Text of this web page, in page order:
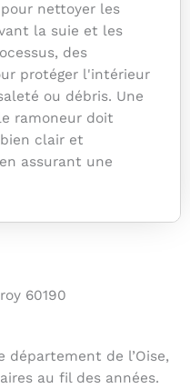
nettoyer les
la suie et les
des
protéger l'intérieur
ou débris. Une
ramoneur doit
clair et
assurant une
60190
département de l’Oise,
au fil des années.